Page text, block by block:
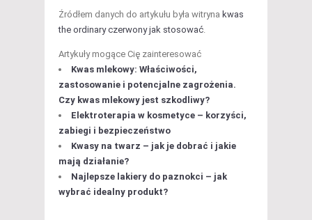
Źródłem danych do artykułu była witryna kwas
the ordinary czerwony jak stosować.
Artykuły mogące Cię zainteresować
Kwas mlekowy: Właściwości,
zastosowanie i potencjalne zagrożenia.
Czy kwas mlekowy jest szkodliwy?
Elektroterapia w kosmetyce – korzyści,
zabiegi i bezpieczeństwo
Kwasy na twarz – jak je dobrać i jakie
mają działanie?
Najlepsze lakiery do paznokci – jak
wybrać idealny produkt?